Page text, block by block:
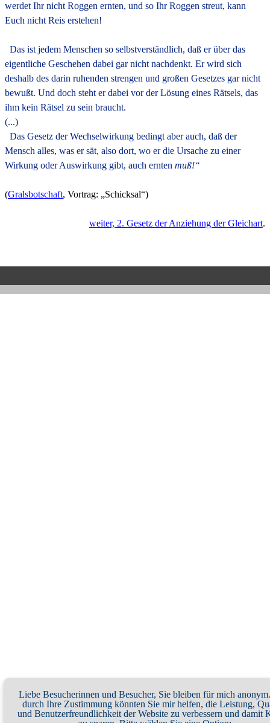
werdet Ihr nicht Roggen ernten, und so Ihr Roggen streut, kann
Euch nicht Reis erstehen!
Das ist jedem Menschen so selbstverständlich, daß er über das
eigentliche Geschehen dabei gar nicht nachdenkt. Er wird sich
deshalb des darin ruhenden strengen und großen Gesetzes gar nicht
bewußt. Und doch steht er dabei vor der Lösung eines Rätsels, das
ihm kein Rätsel zu sein braucht.
(...)
Das Gesetz der Wechselwirkung bedingt aber auch, daß der
Mensch alles, was er sät, also dort, wo er die Ursache zu einer
Wirkung oder Auswirkung gibt, auch ernten muß!“
(Gralsbotschaft, Vortrag: „Schicksal“)
weiter, 2. Gesetz der Anziehung der Gleichart.
Liebe Besucherinnen und Besucher, Sie bleiben für mich
durch Ihre Zustimmung könnten Sie mir helfen, die Leistung,
und Benutzerfreundlichkeit der Website zu verbessern und damit